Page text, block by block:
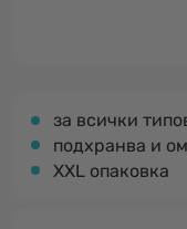
за всички
подхранва и
XXL опаковка